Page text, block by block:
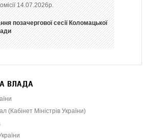
14.07.2026р.
позачергової сесії Коломацької
ВЛАДА
(Кабінет Міністрів України)